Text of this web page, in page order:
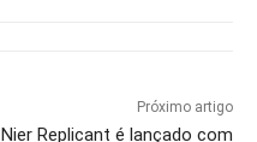
Próximo artigo
Nier Replicant é lançado com